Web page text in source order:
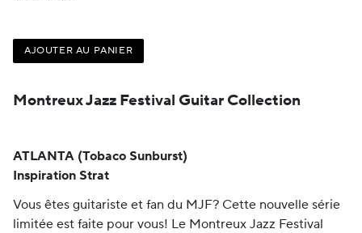
AJOUTER AU PANIER
Montreux Jazz Festival Guitar Collection
ATLANTA (Tobaco Sunburst)
Inspiration Strat
Vous êtes guitariste et fan du MJF? Cette nouvelle série
limitée est faite pour vous! Le Montreux Jazz Festival